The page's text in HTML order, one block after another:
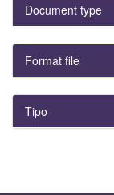
Document type
Format file
Tipo